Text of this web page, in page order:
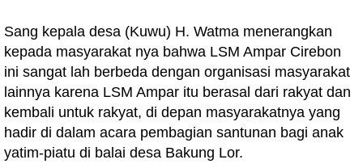
Sang kepala desa (Kuwu) H. Watma menerangkan
kepada masyarakat nya bahwa LSM Ampar Cirebon
ini sangat lah berbeda dengan organisasi masyarakat
lainnya karena LSM Ampar itu berasal dari rakyat dan
kembali untuk rakyat, di depan masyarakatnya yang
hadir di dalam acara pembagian santunan bagi anak
yatim-piatu di balai desa Bakung Lor.